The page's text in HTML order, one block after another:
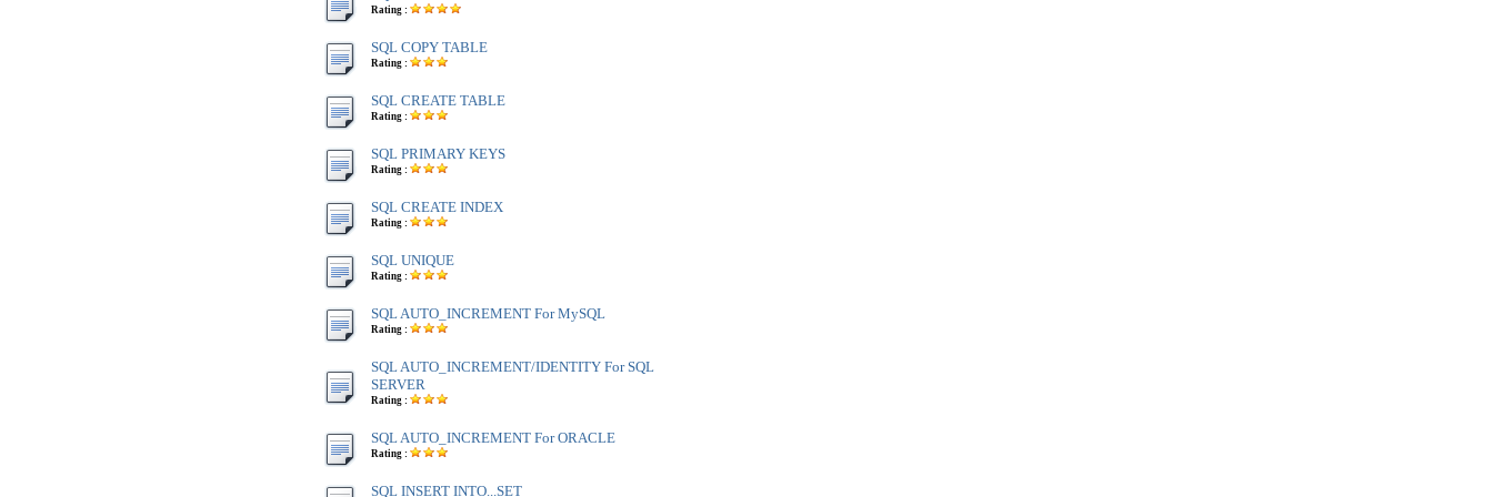
Rating :
SQL COPY TABLE
Rating :
SQL CREATE TABLE
Rating :
SQL PRIMARY KEYS
Rating :
SQL CREATE INDEX
Rating :
SQL UNIQUE
Rating :
SQL AUTO_INCREMENT For MySQL
Rating :
SQL AUTO_INCREMENT/IDENTITY For SQL
SERVER
Rating :
SQL AUTO_INCREMENT For ORACLE
Rating :
SQL INSERT INTO...SET